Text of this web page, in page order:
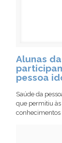
Alunas
pessoa
Saúde da
que permitiu